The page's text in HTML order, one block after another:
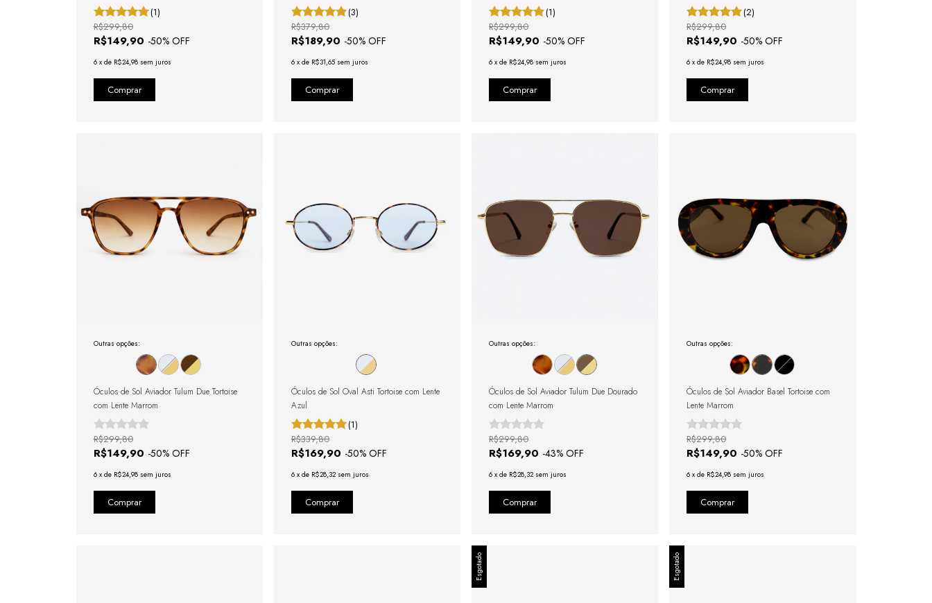
(1)
R$149,90 -50% OFF
R$299,80
6 x de R$24,98 sem juros
(3)
R$189,90 -50% OFF
R$379,80
6 x de R$31,65 sem juros
(1)
R$149,90 -50% OFF
R$299,80
6 x de R$24,98 sem juros
(2)
R$149,90 -50% OFF
R$299,80
6 xde R$24,98 sem juros
Outras opções:
Óculos de Sol Aviador Tulum Due Tortoise
com Lente Marrom
R$149,90 -50% OFF
R$299,80
6 x de R$24,98 sem juros
Outras opções:
Óculos de Sol Oval Asti Tortoise com Lente
Azul
(1)
R$169,90 -50% OFF
R$339,80
6 x de R$28,32 sem juros
Outras opções:
Óculos de Sol Aviador Tulum Due Dourado
com Lente Marrom
R$169,90 -43% OFF
R$299,80
6 x de R$28,32 sem juros
Outras opções:
Óculos de Sol Aviador Basel Tortoise com
Lente Marrom
R$149,90 -50% OFF
R$299,80
6 xde R$24,98 sem juros
Esgotado Esgotado